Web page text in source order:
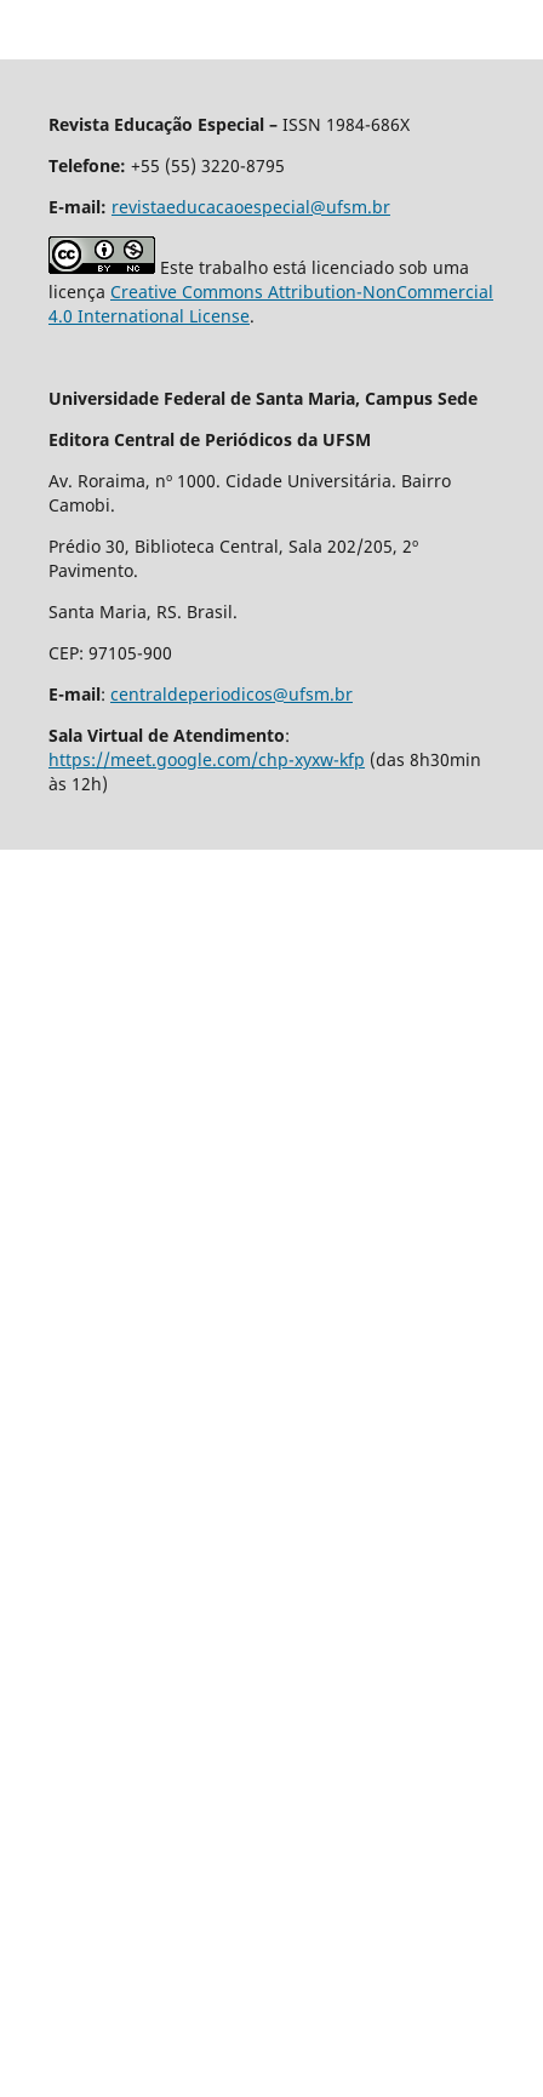
Revista Educação Especial – ISSN 1984-686X
Telefone: +55 (55) 3220-8795
E-mail: revistaeducacaoespecial@ufsm.br
Este trabalho está licenciado sob uma
licença Creative Commons Attribution-NonCommercial
4.0 International License.
Universidade Federal de Santa Maria, Campus Sede
Editora Central de Periódicos da UFSM
Av. Roraima, nº 1000. Cidade Universitária. Bairro
Camobi.
Prédio 30, Biblioteca Central, Sala 202/205, 2º
Pavimento.
Santa Maria, RS. Brasil.
CEP: 97105-900
E-mail: centraldeperiodicos@ufsm.br
Sala Virtual de Atendimento:
https://meet.google.com/chp-xyxw-kfp (das 8h30min
às 12h)